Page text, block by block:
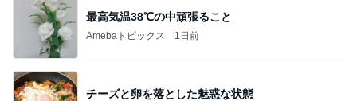
最高気温38℃の中頑張ること
Amebaトピックス 1日前
チーズと卵を落とした魅惑な状態